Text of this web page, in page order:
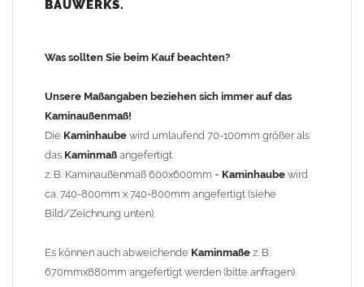
100mm
120mm
140mm
Andere Bohrmaße sind auf Anfrage möglich (Aufpreis
Sonderbohrung 55,99 EUR).
Befestigung/Stützen
Kaminhaubewird inkl. EdelstahlBefestigungsmaterial
geliefert. Die Standardflachstützen sind aus
beträgt ca. 25cm bis 30cm. DieKaminhaubekann mit längeren
Stützen bis Höhe 450mm geliefert werden (Aufpreis 42,89 EUR).
BAUWERKS.
Was sollten Sie beim Kauf beachten?
Unsere Maßangaben beziehen sich immer auf das
Kaminaußenmaß!
Die Kaminhaube wird umlaufend 70-100mm größer als
das Kaminmaß angefertigt
z. B. Kaminaußenmaß 600x600mm = Kaminhaube wird
ca. 740-800mm x 740-800mm angefertigt (siehe
Bild/Zeichnung unten).
Es können auch abweichende Kaminmaße z. B.
670mmx880mm angefertigt werden (bitte anfragen).